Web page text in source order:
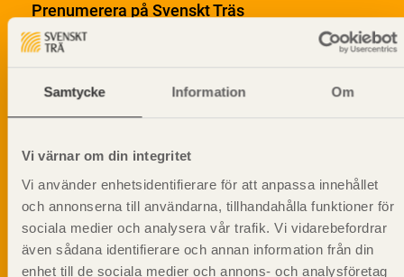
Samtycke Information Om
Vi värnar om din integritet
Vi använder enhetsidentifierare för att anpassa innehållet
och annonserna till användarna, tillhandahålla funktioner för
sociala medier och analysera vår trafik. Vi vidarebefordrar
även sådana identifierare och annan information från din
enhet till de sociala medier och annons- och analysföretag
Prenumerera på Svenskt Träs
informationsutskick!